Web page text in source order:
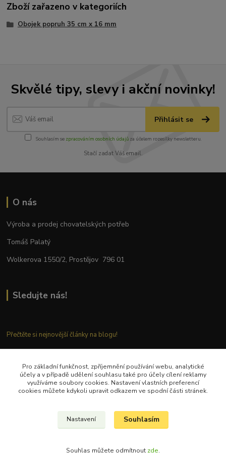
Zboží zařazeno v kategoriích
Obojek popruh 35 cm x 16 mm
Skvělé tipy, slevy i akční novinky!
Přihlásit se
Souhlasím se zpracováním osobních údajůza účelem rozesílky newsletteru.
Stačí zadat Váš email.
O nás
Výroba a prodej chovatelských potřeb
Tomáš Palatý
Wolkerova 1550/2, Prostějov 796 01
Sledujte nás!
Přečtěte si nejnovější články na blogu!
Kontaktujte nás
Tel.: + 420 777 282 683
© Copyright 2018 – 2024 Palkar.cz
Pro základní funkčnost, zpříjemnění používání webu, analytické
účely a v případě udělení souhlasu také pro účely cílení reklamy
využíváme soubory cookies. Nastavení vlastních preferencí
cookies můžete kdykoli upravit odkazem ve spodní části stránek.
Nastavení Souhlasím
Souhlas můžete odmítnout zde.